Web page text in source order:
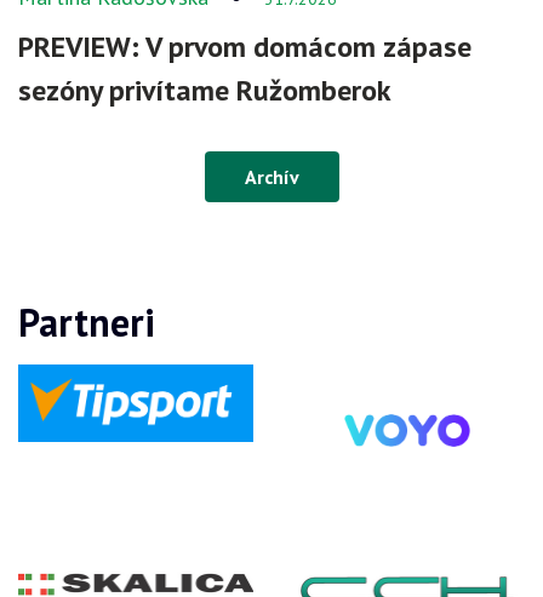
PREVIEW: V prvom domácom zápase
sezóny privítame Ružomberok
Archív
Partneri